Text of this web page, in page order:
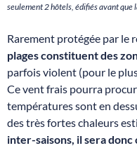
seulement 2 hôtels, édifiés avant que
Rarement protégée par le
plages constituent des
parfois violent (pour le
Ce vent frais pourra
températures sont en
des très fortes chaleurs
inter-saisons, il sera